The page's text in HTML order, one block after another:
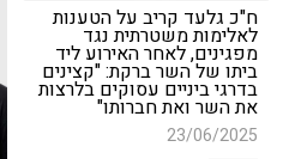
ח"כ גלעד קריב על הטענות
לאלימות משטרתית נגד
מפגינים, לאחר האירוע ליד
ביתו של השר ברקת: "קצינים
בדרגי ביניים עסוקים בלרצות
את השר ואת חברותו"
23/06/2025